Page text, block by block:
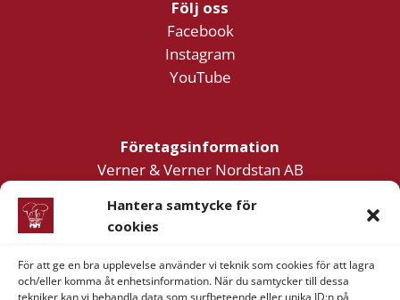
Hantera samtycke för
cookies
För att ge en bra upplevelse använder vi teknik som cookies för att lagra
och/eller komma åt enhetsinformation. När du samtycker till dessa
tekniker kan vi behandla data som surfbeteende eller unika ID:n på
Följ oss
Facebook
Instagram
YouTube
Företagsinformation
Verner & Verner Nordstan AB
411 05 Göteborg